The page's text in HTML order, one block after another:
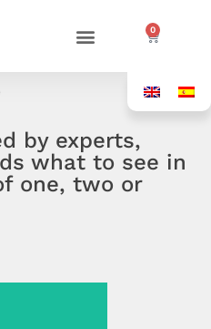
0
by experts,
what to see in
one, two or